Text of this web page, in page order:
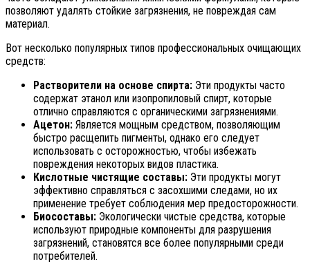
позволяют удалять стойкие загрязнения, не повреждая сам
материал.
Вот несколько популярных типов профессиональных очищающих
средств:
Растворители на основе спирта: Эти продукты часто
содержат этанол или изопропиловый спирт, которые
отлично справляются с органическими загрязнениями.
Ацетон: Является мощным средством, позволяющим
быстро расщепить пигменты, однако его следует
использовать с осторожностью, чтобы избежать
повреждения некоторых видов пластика.
Кислотные чистящие составы: Эти продукты могут
эффективно справляться с засохшими следами, но их
применение требует соблюдения мер предосторожности.
Биосоставы: Экологически чистые средства, которые
используют природные компоненты для разрушения
загрязнений, становятся все более популярными среди
потребителей.